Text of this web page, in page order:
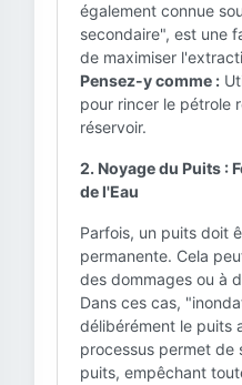
également connue
secondaire", est une
de maximiser
Pensez-y comme :
pour rincer le pétrole
réservoir.
2. Noyage du Puits :
de l'Eau
Parfois, un puits doit
permanente. Cela
des dommages ou à
Dans ces cas,
délibérément le puits
processus permet de
puits, empêchant